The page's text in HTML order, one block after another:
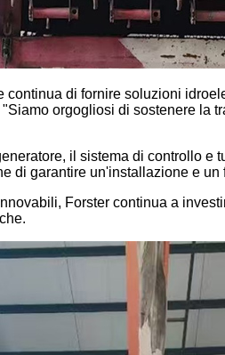
continua di fornire soluzioni
orgogliosi di sostenere
il sistema di controllo
di garantire un'installazione e
Forster continua a